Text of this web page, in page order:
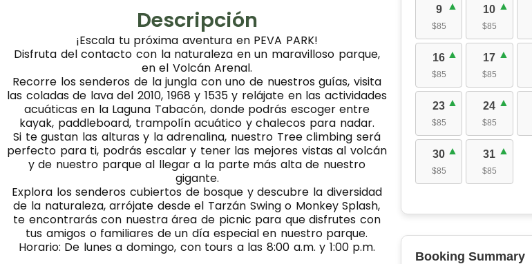
Descripción
¡Escala tu próxima aventura en PEVA PARK!
Disfruta del contacto con la naturaleza en un maravilloso parque,
en el Volcán Arenal.
Recorre los senderos de la jungla con uno de nuestros guías, visita
las coladas de lava del 2010, 1968 y 1535 y relájate en las actividades
acuáticas en la Laguna Tabacón, donde podrás escoger entre
kayak, paddleboard, trampolín acuático y chalecos para nadar.
Si te gustan las alturas y la adrenalina, nuestro Tree climbing será
perfecto para ti, podrás escalar y tener las mejores vistas al volcán
y de nuestro parque al llegar a la parte más alta de nuestro
gigante.
Explora los senderos cubiertos de bosque y descubre la diversidad
de la naturaleza, arrójate desde el Tarzán Swing o Monkey Splash,
te encontrarás con nuestra área de picnic para que disfrutes con
tus amigos o familiares de un día especial en nuestro parque.
Horario: De lunes a domingo, con tours a las 8:00 a.m. y 1:00 p.m.
9
$85
10
$85
16
$85
17
$85
23
$85
24
$85
30
$85
31
$85
Booking Summary